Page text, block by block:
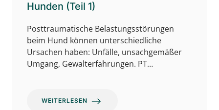
Hunden (Teil 1)
Posttraumatische Belastungsstörungen
beim Hund können unterschiedliche
Ursachen haben: Unfälle, unsachgemäßer
Umgang, Gewalterfahrungen. PT…
WEITERLESEN